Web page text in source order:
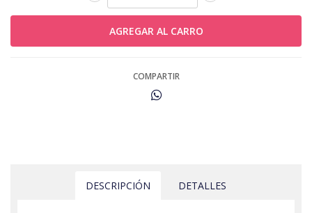
COMPARTIR
DESCRIPCIÓN DETALLES